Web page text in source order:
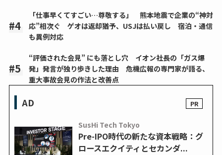
「仕事早くてすごい…尊敬する」 熊本地震で企業の“神対
応”相次ぐ ゲオは返却猶予、USJは払い戻し 宿泊・通信
も異例対応
“評価された会見” にも落とし穴 イオン社長の「ガス爆
発」発言が独り歩きした理由 危機広報の専門家が語る、
重大事故会見の作法と改善点
AD
SusHi Tech Tokyo
Pre-IPO時代の新たな資本戦略：グ
ロースエクイティとセカンダ...